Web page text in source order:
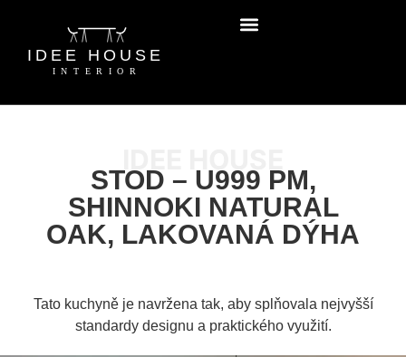
STOD – U999 PM,
SHINNOKI NATURAL
OAK, LAKOVANÁ DÝHA
Tato kuchyně je navržena tak, aby splňovala nejvyšší
standardy designu a praktického využití.